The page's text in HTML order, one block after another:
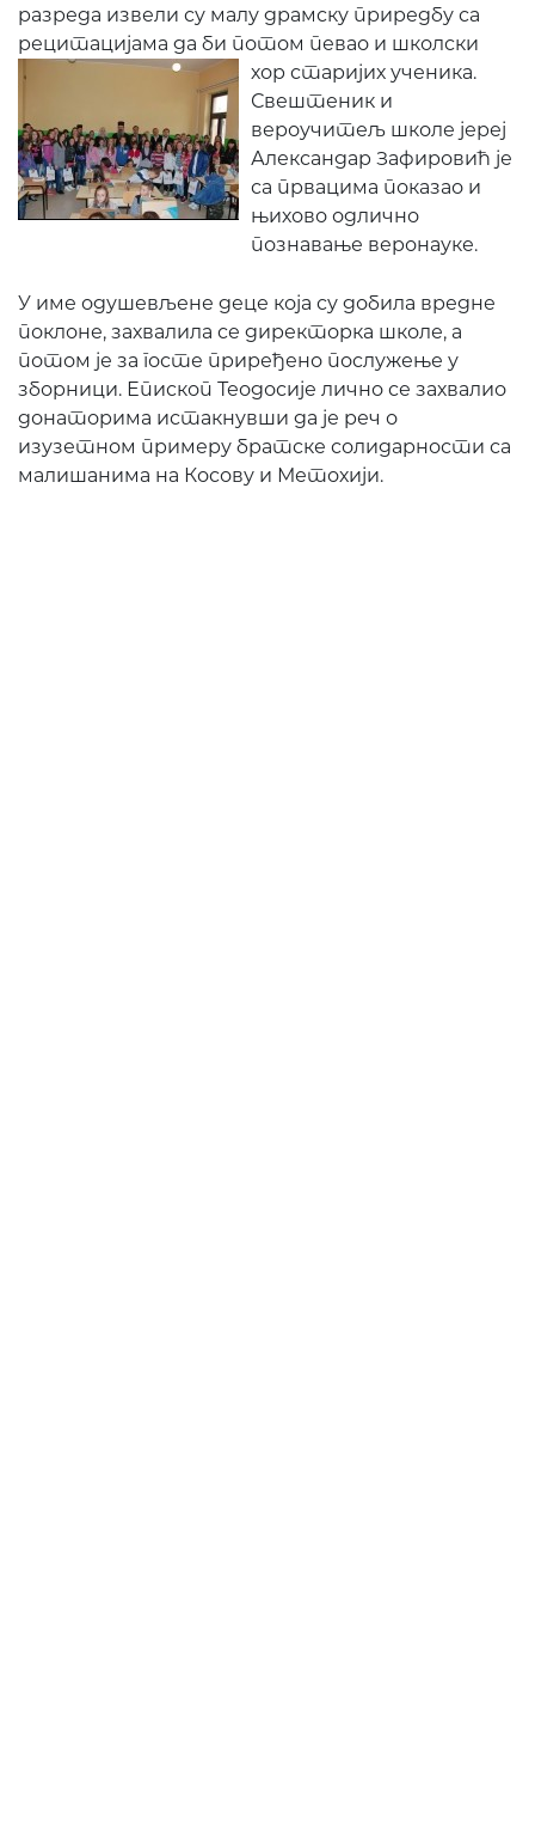
разреда извели су малу драмску приредбу са
рецитацијама да би потом певао и школски
хор старијих ученика.
Свештеник и
вероучитељ школе јереј
Александар Зафировић је
са првацима показао и
њихово одлично
познавање веронауке.
У име одушевљене деце која су добила вредне
поклоне, захвалила се директорка школе, а
потом је за госте приређено послужење у
зборници. Епископ Теодосије лично се захвалио
донаторима истакнувши да је реч о
изузетном примеру братске солидарности са
малишанима на Косову и Метохији.